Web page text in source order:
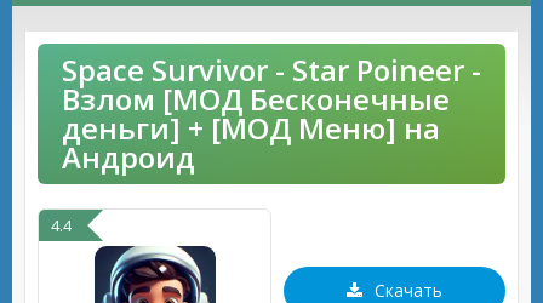
Space Survivor - Star Poineer -
Взлом [МОД Бесконечные
деньги] + [МОД Меню] на
Андроид
4.4
Скачать